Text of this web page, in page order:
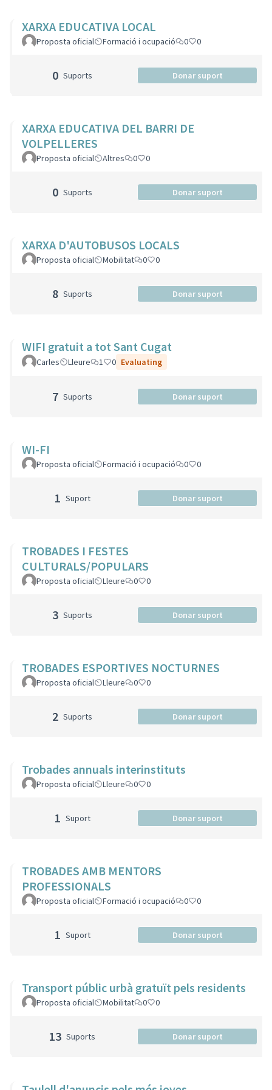
XARXA EDUCATIVA LOCAL
Proposta oficial Formació i ocupació 0 0
0 Suports Donar suport
XARXA EDUCATIVA DEL BARRI DE
VOLPELLERES
Proposta oficial Altres 0 0
0 Suports Donar suport
XARXA D'AUTOBUSOS LOCALS
Proposta oficial Mobilitat 0 0
8 Suports Donar suport
WIFI gratuit a tot Sant Cugat
Carles Lleure 1 0 Evaluating
7 Suports Donar suport
WI-FI
Proposta oficial Formació i ocupació 0 0
1 Suport Donar suport
TROBADES I FESTES
CULTURALS/POPULARS
Proposta oficial Lleure 0 0
3 Suports Donar suport
TROBADES ESPORTIVES NOCTURNES
Proposta oficial Lleure 0 0
2 Suports Donar suport
Trobades annuals interinstituts
Proposta oficial Lleure 0 0
1 Suport Donar suport
TROBADES AMB MENTORS
PROFESSIONALS
Proposta oficial Formació i ocupació 0 0
1 Suport Donar suport
Transport públic urbà gratuït pels residents
Proposta oficial Mobilitat 0 0
13 Suports Donar suport